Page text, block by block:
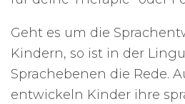
Geht es um die
Kindern, so ist in der
Sprachebenen die Rede.
entwickeln Kinder ihre